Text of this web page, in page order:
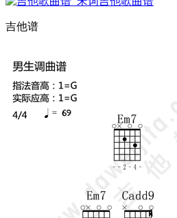
吉他谱